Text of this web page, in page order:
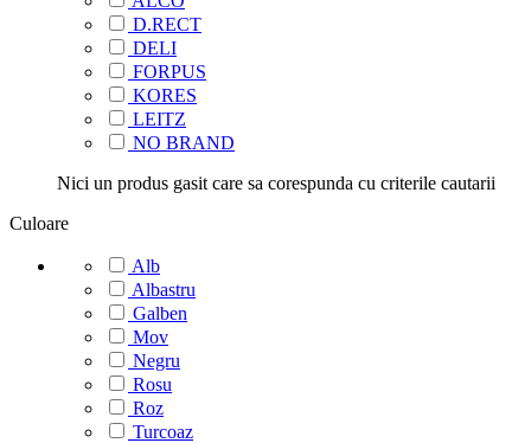
D.RECT
DELI
FORPUS
KORES
LEITZ
NO BRAND
Nici un produs gasit care sa corespunda cu criterile cautarii
Culoare
Alb
Albastru
Galben
Mov
Negru
Rosu
Roz
Turcoaz